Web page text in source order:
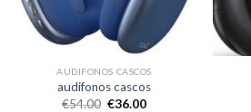
AUDIFONOS CASCOS
audifonos cascos
€54.00 €36.00